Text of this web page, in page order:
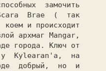
замочить
Brae  (  так
и происходит
архмаг Mangar,
города. Ключ от
у  Kylearan'a,  на
добрый,  но  и